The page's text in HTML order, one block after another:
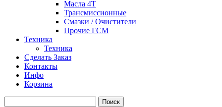
Масла 4Т
Трансмиссионные
Смазки / Очистители
Прочие ГСМ
Техника
Техника
Сделать Заказ
Контакты
Инфо
Корзина